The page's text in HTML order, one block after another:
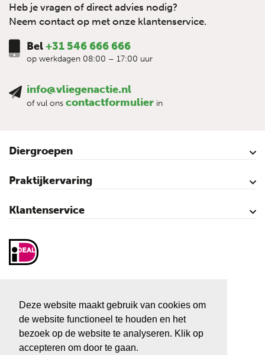
Deze website maakt gebruik van cookies om
de website functioneel te houden en het
bezoek op de website te analyseren. Klik op
accepteren om door te gaan.
Heb je vragen of direct advies nodig?
Neem contact op met onze klantenservice.
Bel+31 546 666 666
op werkdagen 08:00 – 17:00 uur
info@vliegenactie.nl
of vul ons contactformulier in
Diergroepen
Rundvee
Paarden
Schapen
Geiten
Varkens
Pluimvee
Praktijkervaring
Kalveren
Koeien
Varkens
Over vliegen…
Vliegenbestrijding – video’s
Klantenservice
Contact
Mijn account
Veilig winkelen
Algemene voorwaarden
Privacy- en cookieverklaring
Disclaimer
Sitemap
7681 KC Vroomshoop
Tel:+31 546 666 666
E-mail:info@vliegenactie.nl